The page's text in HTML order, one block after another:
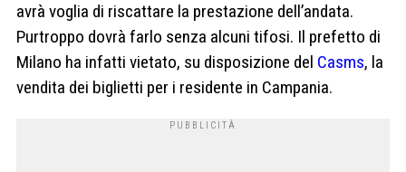
avrà voglia di riscattare la prestazione dell’andata.
Purtroppo dovrà farlo senza alcuni tifosi. Il prefetto di
Milano ha infatti vietato, su disposizione del Casms, la
vendita dei biglietti per i residente in Campania.